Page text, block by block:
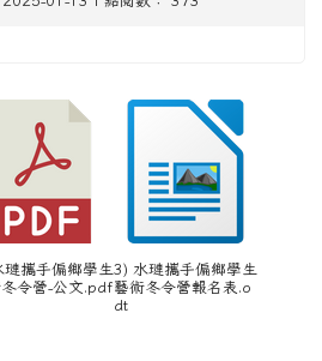
璉攜手偏鄉學生
令營-公文.pdf
3) 水璉攜手偏鄉學生
藝術冬令營報名表.o
dt